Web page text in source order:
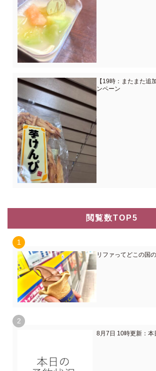
【19時：またまた追
ンペーン
閲覧数TOP5
リファってどこの国
8月7日 10時更新：本